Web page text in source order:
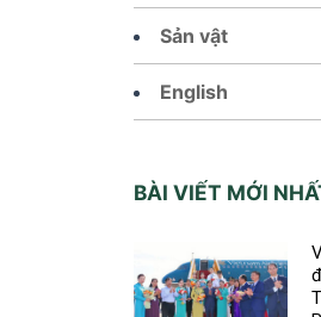
Sản vật
English
BÀI VIẾT MỚI